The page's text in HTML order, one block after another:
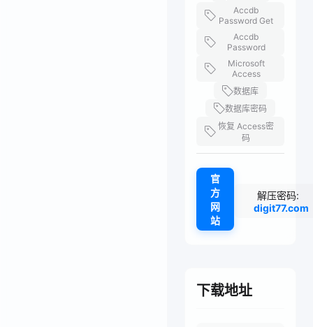
Accdb
Password Get
Accdb
Password
Microsoft
Access
数据库
数据库密码
恢复 Access密
码
官
方
网
站
解压密码:
digit77.com
下载地址